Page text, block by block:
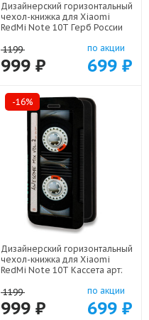
Дизайнерский горизонтальный
чехол-книжка для Xiaomi
RedMi Note 10T Герб России
1199
999 ₽
по акции
699 ₽
-16%
Дизайнерский горизонтальный
чехол-книжка для Xiaomi
RedMi Note 10T Кассета арт:
1199
999 ₽
по акции
699 ₽